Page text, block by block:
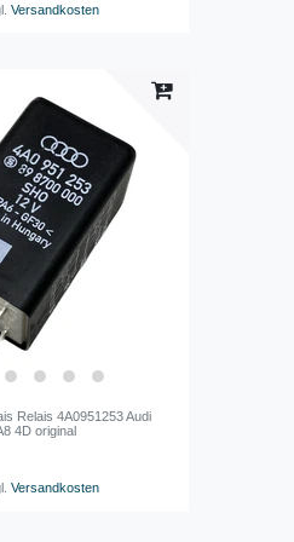
Versandkosten
Relais 4A0951253 Audi
4D original
Versandkosten